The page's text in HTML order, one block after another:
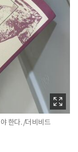
한다. /더비비드